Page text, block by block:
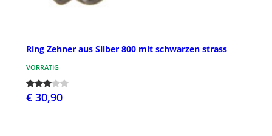
Ring Zehner aus Silber 800 mit schwarzen strass
VORRÄTIG
€ 30,90